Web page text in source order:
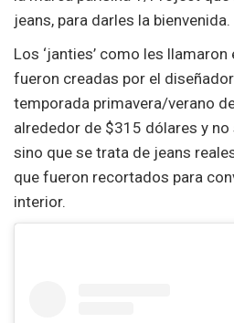
jeans, para darles la bienvenida.
Los ‘janties’ como les
fueron creadas por el
temporada primavera/verano
alrededor de $315 dólares y
sino que se trata de jeans
que fueron recortados para
interior.